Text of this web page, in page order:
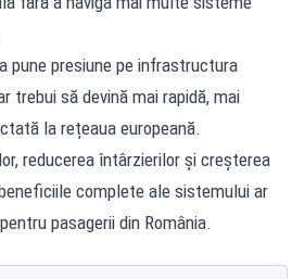
pune presiune pe infrastructura
trebui să devină mai rapidă, mai
la rețeaua europeană.
reducerea întârzierilor și creșterea
complete ale sistemului ar
pasagerii din România.